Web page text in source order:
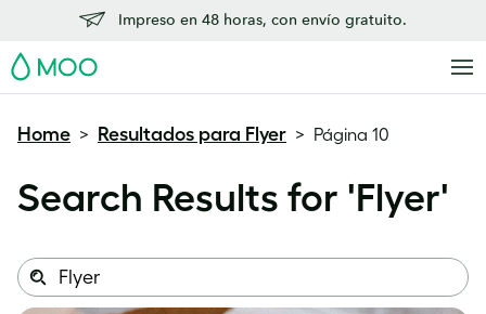
Impreso en 48 horas, con envío gratuito.
MOO
Home > Resultados para Flyer > Página 10
Search Results for 'Flyer'
Search
this
Search